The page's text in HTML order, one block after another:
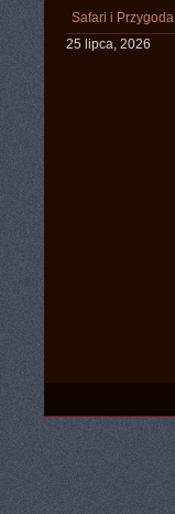
Safari i Przygoda
25 lipca, 2026